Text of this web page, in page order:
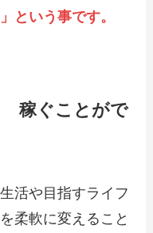
という事です。
稼ぐことがで
活や目指すライフ
柔軟に変えること